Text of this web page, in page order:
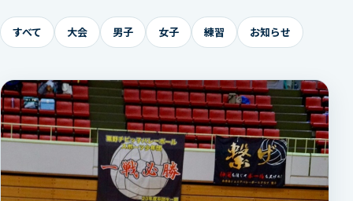
すべて 大会 男子 女子 練習 お知らせ